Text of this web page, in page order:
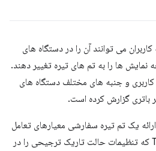
می توانند آن را در دستگاه های
ها را به تم های تیره تغییر دهند.
کاربری و جنبه های مختلف دستگاه های
باتری گزارش کرده است.
یک تم تیره سفارشی معیارهای تعامل
را برای گروهی از کاربران Terra که تنظیمات حالت تاریک ترجیحی را در